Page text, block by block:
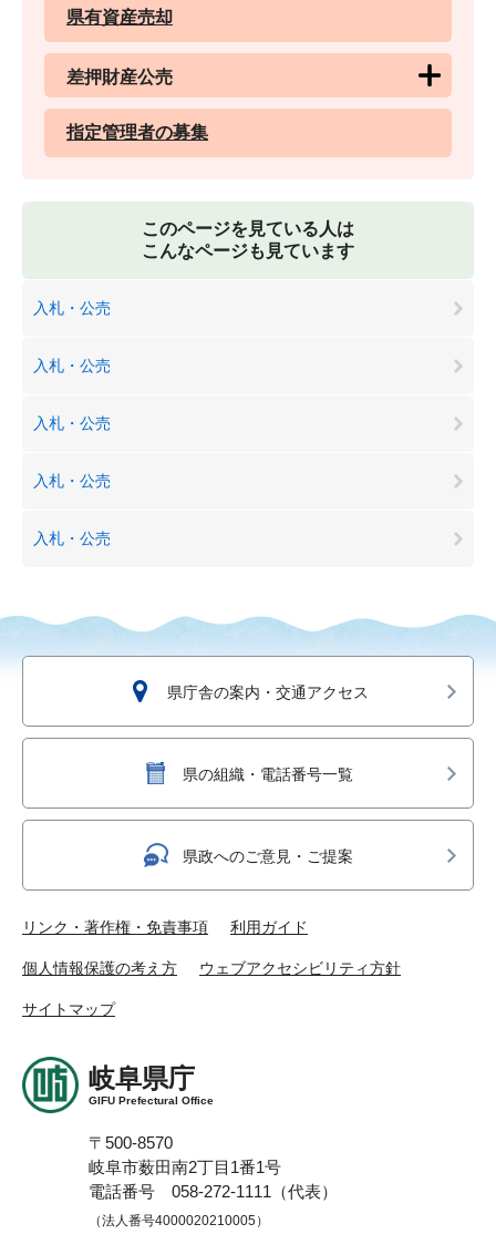
県有資産売却
差押財産公売
指定管理者の募集
このページを見ている人は
こんなページも見ています
入札・公売
入札・公売
入札・公売
入札・公売
入札・公売
県庁舎の案内・交通アクセス
県の組織・電話番号一覧
県政へのご意見・ご提案
リンク・著作権・免責事項 利用ガイド
個人情報保護の考え方 ウェブアクセシビリティ方針
サイトマップ
岐阜県庁
GIFU Prefectural Office
〒500-8570
岐阜市薮田南2丁目1番1号
電話番号 058-272-1111（代表）
（法人番号4000020210005）